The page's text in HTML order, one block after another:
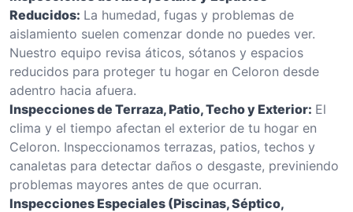
Reducidos: La humedad, fugas y problemas de
aislamiento suelen comenzar donde no puedes ver.
Nuestro equipo revisa áticos, sótanos y espacios
reducidos para proteger tu hogar en Celoron desde
adentro hacia afuera.
Inspecciones de Terraza, Patio, Techo y Exterior: El
clima y el tiempo afectan el exterior de tu hogar en
Celoron. Inspeccionamos terrazas, patios, techos y
canaletas para detectar daños o desgaste, previniendo
problemas mayores antes de que ocurran.
Inspecciones Especiales (Piscinas, Séptico,